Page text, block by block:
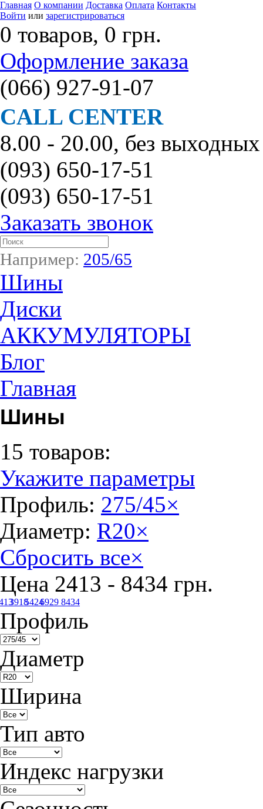
Главная О компании Доставка Оплата Контакты
Войти или зарегистрироваться
0 товаров, 0 грн.
Оформление заказа
(066) 927-91-07
CALL CENTER
8.00 - 20.00, без выходных
(093) 650-17-51
(093) 650-17-51
Заказать звонок
Например: 205/65
Шины
Диски
АККУМУЛЯТОРЫ
Блог
Главная
Шины
15 товаров:
Укажите параметры
Профиль: 275/45×
Диаметр: R20×
Сбросить все×
Цена 2413 - 8434 грн.
391854246929 8434
Профиль
Диаметр
Ширина
Тип авто
Индекс нагрузки